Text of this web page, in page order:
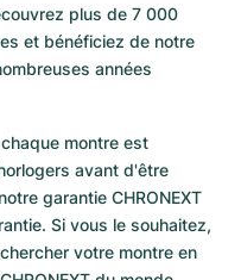
plus de 7 000
et bénéficiez de notre
années
montre est
avant d'être
garantie CHRONEXT
Si vous le souhaitez,
votre montre en